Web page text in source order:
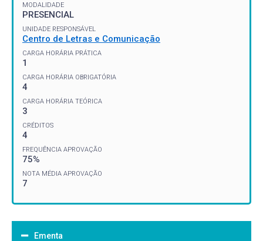
MODALIDADE
PRESENCIAL
UNIDADE RESPONSÁVEL
Centro de Letras e Comunicação
CARGA HORÁRIA PRÁTICA
1
CARGA HORÁRIA OBRIGATÓRIA
4
CARGA HORÁRIA TEÓRICA
3
CRÉDITOS
4
FREQUÊNCIA APROVAÇÃO
75%
NOTA MÉDIA APROVAÇÃO
7
Ementa